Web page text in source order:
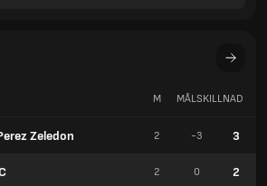
Zeledon
M MÅLSKILLNAD
2 -3 3
2 0 2